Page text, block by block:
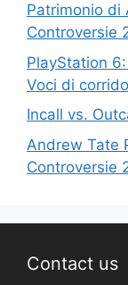
Patrimonio di
Controversie
PlayStation
Voci di
Incall vs.
Andrew Tate
Controversie
Contact us